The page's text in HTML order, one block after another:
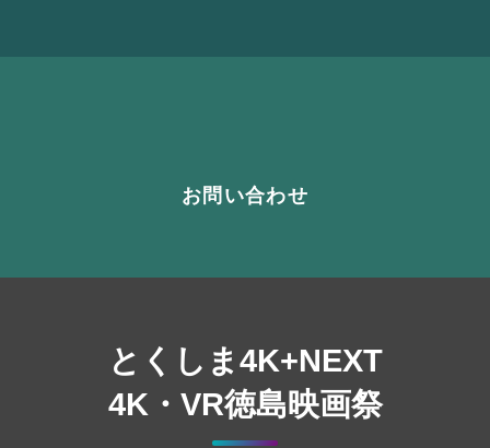
お問い合わせ
とくしま4K+NEXT
4K・VR徳島映画祭